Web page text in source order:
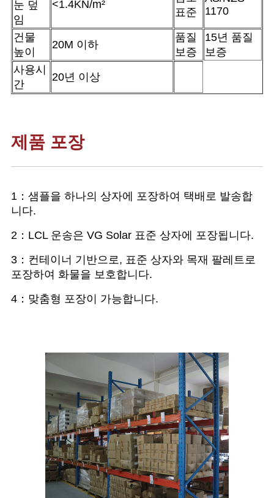
눈 덮
임
<1.4KN/m²
표준
1170
건물
높이
20M 이하
품질
보증
15년 품질
보증
사용시
간
20년 이상
제품 포장
1：샘플을 하나의 상자에 포장하여 택배로 발송합
니다.
2：LCL 운송은 VG Solar 표준 상자에 포장됩니다.
3：컨테이너 기반으로, 표준 상자와 목재 팔레트로
포장하여 화물을 보호합니다.
4：맞춤형 포장이 가능합니다.